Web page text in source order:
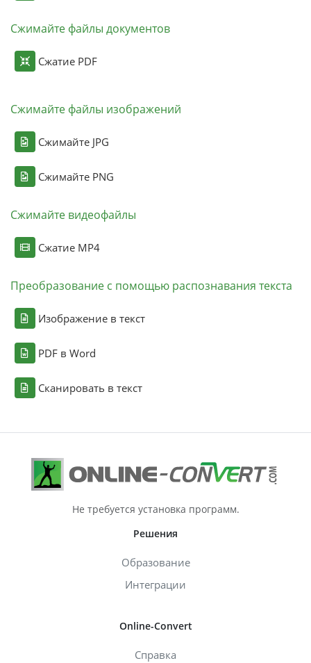
Сжимайте файлы документов
Сжатие PDF
Сжимайте файлы изображений
Сжимайте JPG
Сжимайте PNG
Сжимайте видеофайлы
Сжатие MP4
Преобразование с помощью распознавания текста
Изображение в текст
PDF в Word
Сканировать в текст
Не требуется установка программ.
Решения
Образование
Интеграции
Online-Convert
Справка